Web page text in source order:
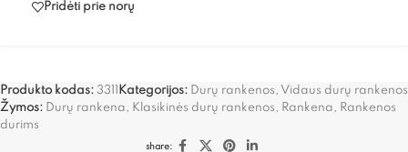
Pridėti prie norų
Produkto kodas: 3311 Kategorijos: Durų rankenos, Vidaus durų rankenos
Žymos: Durų rankena, Klasikinės durų rankenos, Rankena, Rankenos
durims
share: